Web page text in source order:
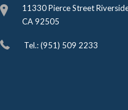
11330 Pierce Street
CA 92505
Tel.: (951) 509 2233